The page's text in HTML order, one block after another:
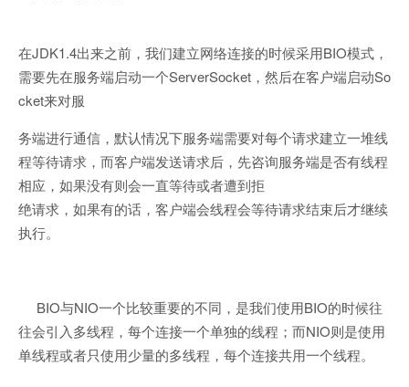
在JDK1.4出来之前，我们建立网络连接的时候采用BIO模式，
需要先在服务端启动一个ServerSocket，然后在客户端启动So
cket来对服
务端进行通信，默认情况下服务端需要对每个请求建立一堆线
程等待请求，而客户端发送请求后，先咨询服务端是否有线程
相应，如果没有则会一直等待或者遭到拒
绝请求，如果有的话，客户端会线程会等待请求结束后才继续
执行。
BIO与NIO一个比较重要的不同，是我们使用BIO的时候往
往会引入多线程，每个连接一个单独的线程；而NIO则是使用
单线程或者只使用少量的多线程，每个连接共用一个线程。